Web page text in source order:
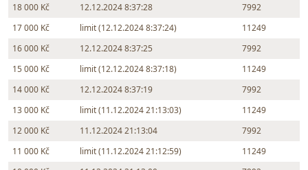
18 000 Kč
12.12.2024 8:37:28
7992
17 000 Kč
limit (12.12.2024 8:37:24)
11249
16 000 Kč
12.12.2024 8:37:25
7992
15 000 Kč
limit (12.12.2024 8:37:18)
11249
14 000 Kč
12.12.2024 8:37:19
7992
13 000 Kč
limit (11.12.2024 21:13:03)
11249
12 000 Kč
11.12.2024 21:13:04
7992
11 000 Kč
limit (11.12.2024 21:12:59)
11249